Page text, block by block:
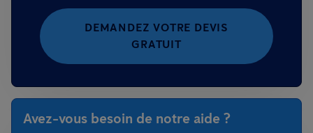
DEMANDEZ VOTRE DEVIS
GRATUIT
Avez-vous besoin de notre aide ?